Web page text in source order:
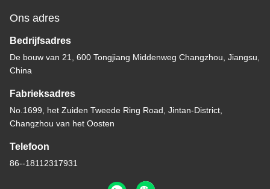
Ons adres
Bedrijfsadres
De bouw van 21, 600 Tongjiang Middenweg Changzhou, Jiangsu,
China
Fabrieksadres
No.1699, het Zuiden Tweede Ring Road, Jintan-District,
Changzhou van het Oosten
Telefoon
86--18112317931